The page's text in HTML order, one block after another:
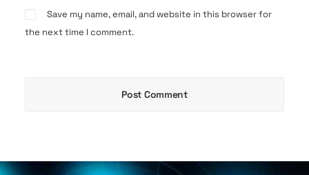
Save my name, email, and website in this browser for
the next time I comment.